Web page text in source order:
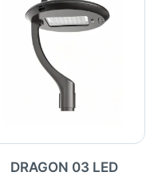
DRAGON 03 LED